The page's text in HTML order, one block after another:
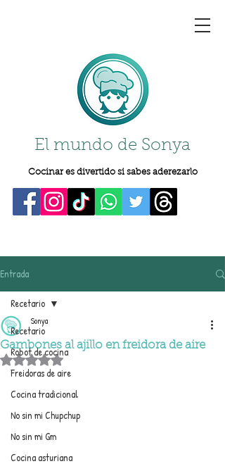
El mundo de Sonya
Cocinar es divertido si sabes aderezarlo
Entrada
Recetario
Robot de cocina
Freidoras de aire
Cocina tradicional
No sin mi Chupchup
No sin mi Gm
Cocina asturiana
Recetario
Gambones al ajillo en freidora de aire
Sonya
Obtuvo NaN de 5 estrellas.